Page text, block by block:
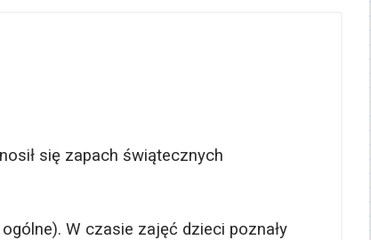
się zapach świątecznych
W czasie zajęć dzieci poznały